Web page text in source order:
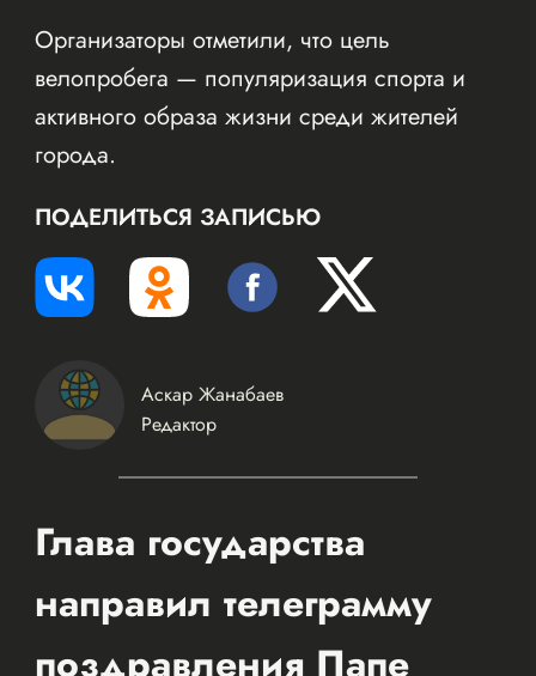
Организаторы отметили, что цель
велопробега — популяризация спорта и
активного образа жизни среди жителей
города.
ПОДЕЛИТЬСЯ ЗАПИСЬЮ
Аскар Жанабаев
Редактор
Глава государства
направил телеграмму
поздравления Папе